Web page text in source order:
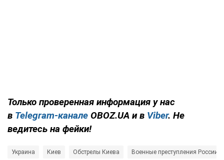
Только проверенная информация у нас
в Telegram-канале OBOZ.UA и в Viber. Не
ведитесь на фейки!
Украина Киев Обстрелы Киева Военные преступления России